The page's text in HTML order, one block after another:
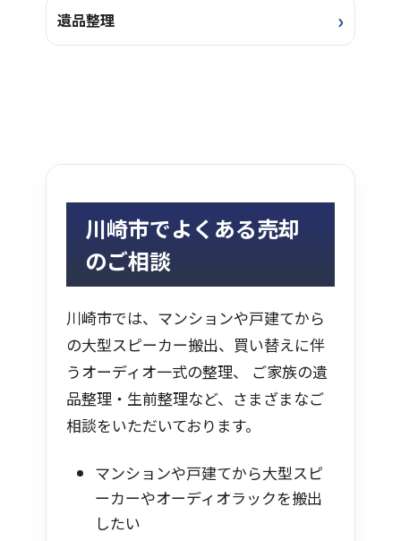
遺品整理
川崎市でよくある売却
のご相談
川崎市では、マンションや戸建てから
の大型スピーカー搬出、買い替えに伴
うオーディオ一式の整理、 ご家族の遺
品整理・生前整理など、さまざまなご
相談をいただいております。
マンションや戸建てから大型スピ
ーカーやオーディオラックを搬出
したい